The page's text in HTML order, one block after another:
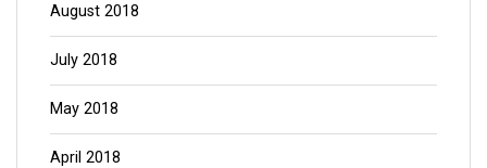
August 2018
July 2018
May 2018
April 2018